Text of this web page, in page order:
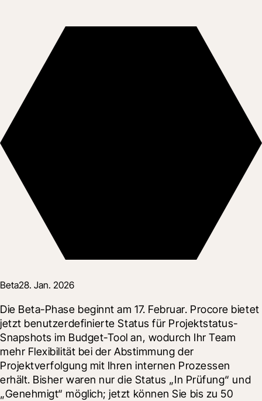
Beta28. Jan. 2026
Die Beta-Phase beginnt am 17. Februar. Procore bietet
jetzt benutzerdefinierte Status für Projektstatus-
Snapshots im Budget-Tool an, wodurch Ihr Team
mehr Flexibilität bei der Abstimmung der
Projektverfolgung mit Ihren internen Prozessen
erhält. Bisher waren nur die Status „In Prüfung“ und
„Genehmigt“ möglich; jetzt können Sie bis zu 50